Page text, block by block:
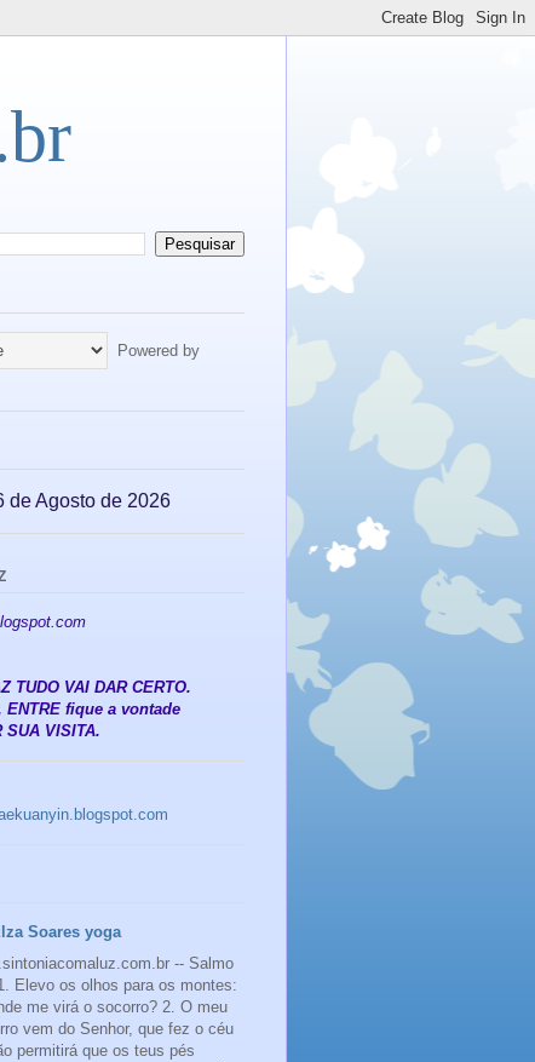
Powered by
de Agosto de 2026
TUDO VAI DAR CERTO.
ENTRE fique a vontade
SUA VISITA.
Soares yoga
-- Salmo
Elevo os olhos para os montes:
me virá o socorro? 2. O meu
vem do Senhor, que fez o céu
permitirá que os teus pés